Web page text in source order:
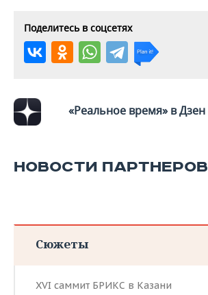
ХОККЕЙ С МЯЧОМ
ПРОИСШЕСТВИЯ
Поделитесь в соцсетях
«Реальное время» в Дзен
НОВОСТИ ПАРТНЕРОВ
Сюжеты
XVI саммит БРИКС в Казани